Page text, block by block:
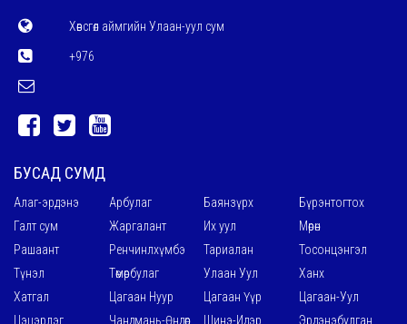
Хөвсгөл аймгийн Улаан-уул сум
+976
БУСАД СУМД
Алаг-эрдэнэ Арбулаг Баянзүрх
Бүрэнтогтох
Галт сум
Жаргалант Их уул
Мөрөн
Рашаант
Ренчинлхүмбэ Тариалан
Тосонцэнгэл
Түнэл
Төмөрбулаг Улаан Уул
Ханх
Хатгал
Цагаан Нуур Цагаан Үүр
Цагаан-Уул
Цэцэрлэг
Чандмань-Өндөр Шинэ-Идэр Эрдэнэбулган